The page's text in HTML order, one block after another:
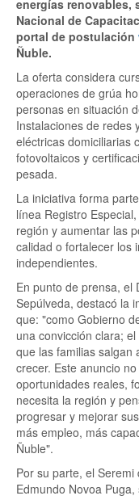
energías renovables,
Nacional de
portal de postulación
Ñuble.
La oferta considera
operaciones de grúa
personas en situación
Instalaciones de redes
eléctricas domiciliarias
fotovoltaicos y
pesada.
La iniciativa forma
línea Registro
región y aumentar las
calidad o fortalecer los
independientes.
En punto de prensa, el
Sepúlveda, destacó la
que: "como Gobierno
una convicción clara;
que las familias salgan
crecer. Este anuncio
oportunidades reales,
necesita la región y
progresar y mejorar
más empleo, más
Ñuble".
Por su parte, el
Edmundo Novoa